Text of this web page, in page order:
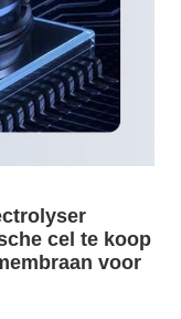
cel te koop
voor